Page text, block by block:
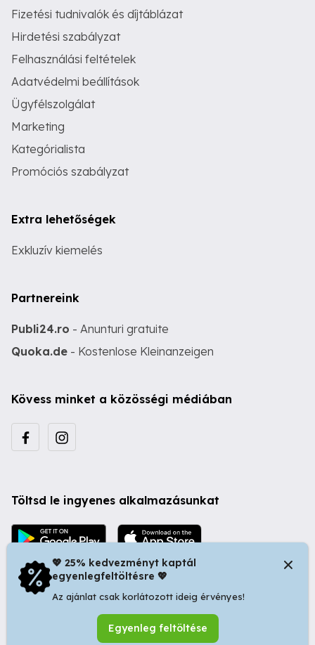
Fizetési tudnivalók és díjtáblázat
Hirdetési szabályzat
Felhasználási feltételek
Adatvédelmi beállítások
Ügyfélszolgálat
Marketing
Kategórialista
Promóciós szabályzat
Extra lehetőségek
Exkluzív kiemelés
Partnereink
Publi24.ro - Anunturi gratuite
Quoka.de - Kostenlose Kleinanzeigen
Kövess minket a közösségi médiában
Töltsd le ingyenes alkalmazásunkat
© 2026 Startapró S.R.L. | Bulevardul Dacia nr 34, Oradea
410346, Romania | Tax ID: RO44483373 -
Ingyenes
💖 25% kedvezményt kaptál
egyenlegfeltöltésre 💖
Az ajánlat csak korlátozott ideig érvényes!
Egyenleg feltöltése